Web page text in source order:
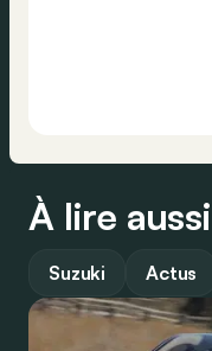
À lire aussi
Suzuki Actus